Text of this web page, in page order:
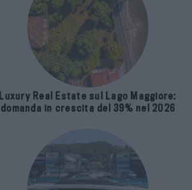
Luxury Real Estate sul Lago Maggiore:
domanda in crescita del 39% nel 2026